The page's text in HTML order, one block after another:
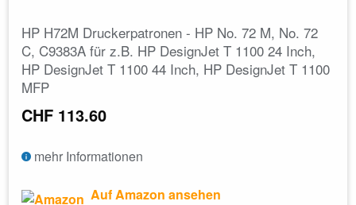
HP H72M Druckerpatronen - HP No. 72 M, No. 72
C, C9383A für z.B. HP DesignJet T 1100 24 Inch,
HP DesignJet T 1100 44 Inch, HP DesignJet T 1100
MFP
CHF 113.60
mehr Informationen
Auf Amazon ansehen